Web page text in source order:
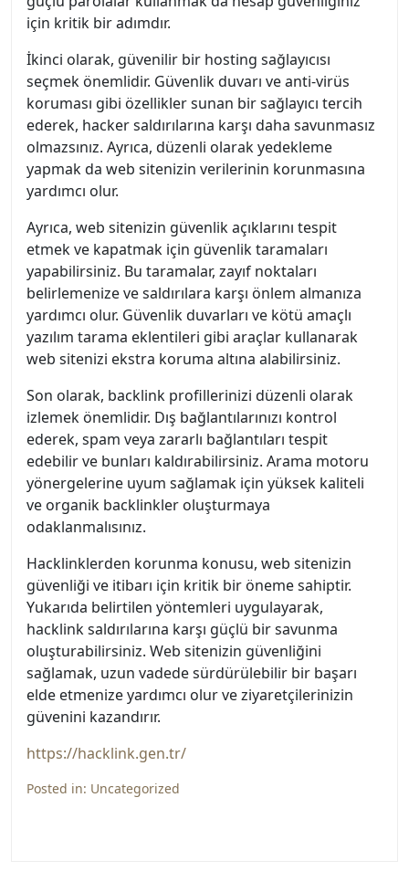
için kritik bir adımdır.
İkinci olarak, güvenilir bir hosting sağlayıcısı
seçmek önemlidir. Güvenlik duvarı ve anti-virüs
koruması gibi özellikler sunan bir sağlayıcı tercih
ederek, hacker saldırılarına karşı daha savunmasız
olmazsınız. Ayrıca, düzenli olarak yedekleme
yapmak da web sitenizin verilerinin korunmasına
yardımcı olur.
Ayrıca, web sitenizin güvenlik açıklarını tespit
etmek ve kapatmak için güvenlik taramaları
yapabilirsiniz. Bu taramalar, zayıf noktaları
belirlemenize ve saldırılara karşı önlem almanıza
yardımcı olur. Güvenlik duvarları ve kötü amaçlı
yazılım tarama eklentileri gibi araçlar kullanarak
web sitenizi ekstra koruma altına alabilirsiniz.
Son olarak, backlink profillerinizi düzenli olarak
izlemek önemlidir. Dış bağlantılarınızı kontrol
ederek, spam veya zararlı bağlantıları tespit
edebilir ve bunları kaldırabilirsiniz. Arama motoru
yönergelerine uyum sağlamak için yüksek kaliteli
ve organik backlinkler oluşturmaya
odaklanmalısınız.
Hacklinklerden korunma konusu, web sitenizin
güvenliği ve itibarı için kritik bir öneme sahiptir.
Yukarıda belirtilen yöntemleri uygulayarak,
hacklink saldırılarına karşı güçlü bir savunma
oluşturabilirsiniz. Web sitenizin güvenliğini
sağlamak, uzun vadede sürdürülebilir bir başarı
elde etmenize yardımcı olur ve ziyaretçilerinizin
güvenini kazandırır.
https://hacklink.gen.tr/
Posted in: Uncategorized